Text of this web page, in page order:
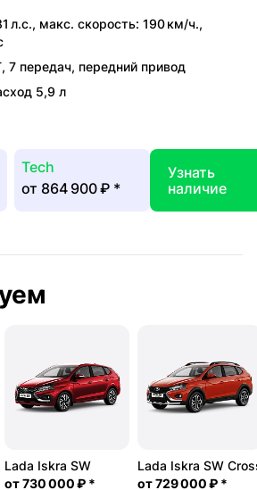
л.с., макс. скорость: 190 км/ч.,
, 7 передач, передний привод
5,9 л
Tech
от 864 900 ₽ *
Узнать
наличие
Lada Iskra SW
от730 000 ₽ *
Lada Iskra SW
от729 000 ₽ *